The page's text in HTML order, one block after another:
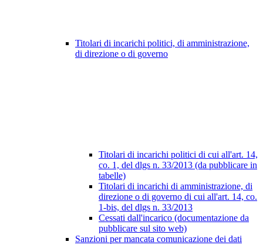
Titolari di incarichi politici, di amministrazione,
di direzione o di governo
Titolari di incarichi politici di cui all'art. 14,
co. 1, del dlgs n. 33/2013 (da pubblicare in
tabelle)
Titolari di incarichi di amministrazione, di
direzione o di governo di cui all'art. 14, co.
1-bis, del dlgs n. 33/2013
Cessati dall'incarico (documentazione da
pubblicare sul sito web)
Sanzioni per mancata comunicazione dei dati